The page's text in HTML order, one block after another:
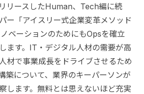
リースしたHuman、Tech編に続
ー「アイスリー式企業変革メソッド
ベーションのためにもOpsを確立
ます。IT・デジタル人材の需要が高
材で事業成長をドライブさせるため
築について、業界のキーパーソンが
します。無料とは思えないほど充実